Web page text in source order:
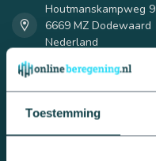
Toestemming
25 mm
Houtmanskampweg 9
6669 MZ Dodewaard
Nederland